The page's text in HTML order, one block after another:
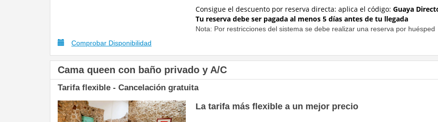
Consigue el descuento por reserva directa: aplica el código: Guaya
Tu reserva debe ser pagada al menos 5 días antes de tu llegada
Nota: Por restricciones del sistema se debe realizar una reserva por huésped
Comprobar Disponibilidad
Cama queen con baño privado y A/C
Tarifa flexible - Cancelación gratuita
La tarifa más flexible a un mejor precio